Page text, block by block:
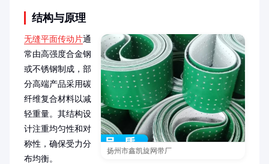
结构与原理
扬州市鑫凯旋网带厂
无缝平面传动片通
常由高强度合金钢
或不锈钢制成，部
分高端产品采用碳
纤维复合材料以减
轻重量。其结构设
计注重均匀性和对
称性，确保受力分
布均衡。